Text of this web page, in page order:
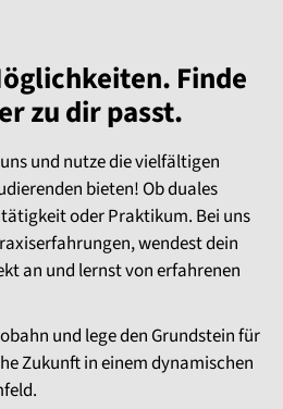
Finde
zu dir passt.
und nutze die vielfältigen
bieten! Ob duales
oder Praktikum. Bei uns
wendest dein
an und lernst von erfahrenen
und lege den Grundstein für
Zukunft in einem dynamischen